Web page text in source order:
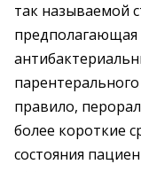
так называемой
предполагающая
правило,
более короткие
состояния